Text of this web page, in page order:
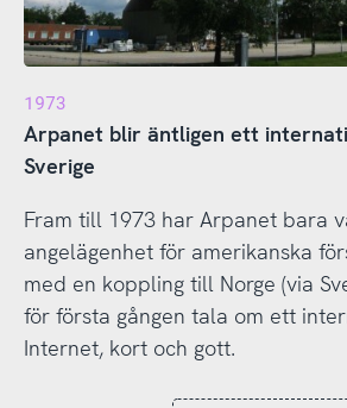
1973
Arpanet blir äntligen ett
Sverige
Fram till 1973 har Arpanet bara
angelägenhet för amerikanska
med en koppling till Norge (via
för första gången tala om ett
Internet, kort och gott.